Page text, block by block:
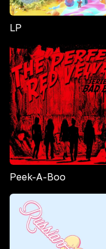
LP
Peek-A-Boo